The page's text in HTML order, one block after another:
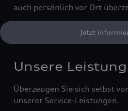
auch persönlich vor Ort
Jetzt
Unsere
Überzeugen Sie sich selbst
unserer Service-Leistungen.